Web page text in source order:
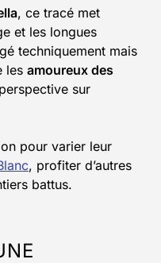
, ce tracé met
et les longues
techniquement mais
les amoureux des
sur
pour varier leur
, profiter d’autres
battus.